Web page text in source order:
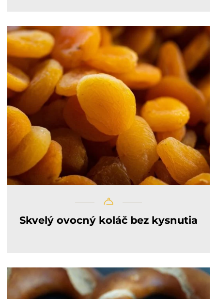
Skvelý ovocný koláč bez kysnutia